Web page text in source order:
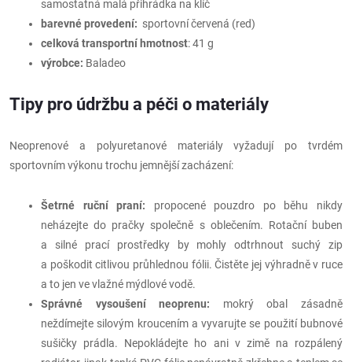
samostatná malá přihrádka na klíč
barevné provedení: sportovní červená (red)
celková transportní hmotnost: 41 g
výrobce: Baladeo
Tipy pro údržbu a péči o materiály
Neoprenové a polyuretanové materiály vyžadují po tvrdém
sportovním výkonu trochu jemnější zacházení:
Šetrné ruční praní: propocené pouzdro po běhu nikdy
neházejte do pračky společně s oblečením. Rotační buben
a silné prací prostředky by mohly odtrhnout suchý zip
a poškodit citlivou průhlednou fólii. Čistěte jej výhradně v ruce
a to jen ve vlažné mýdlové vodě.
Správné vysoušení neoprenu: mokrý obal zásadně
neždímejte silovým kroucením a vyvarujte se použití bubnové
sušičky prádla. Nepokládejte ho ani v zimě na rozpálený